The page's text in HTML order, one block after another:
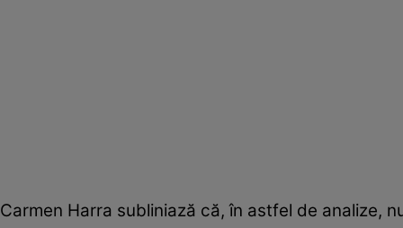
Carmen Harra subliniază că, în astfel de analize,